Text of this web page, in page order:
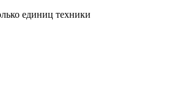
единиц техники